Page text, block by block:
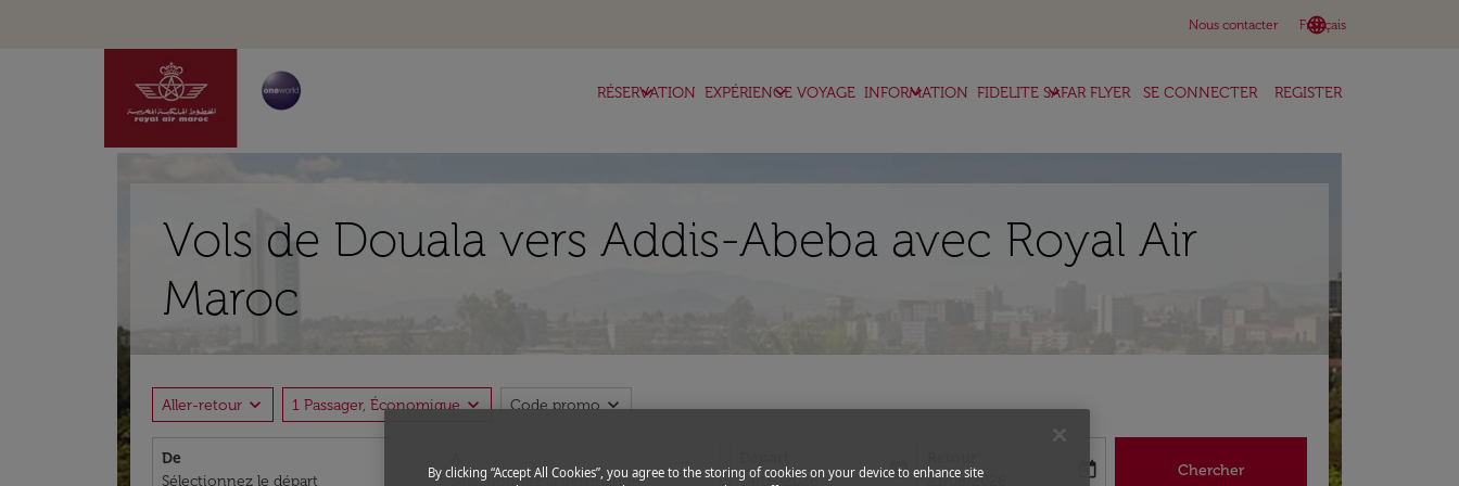
Nous contacter language
Français
keyboard_arrow_down
RÉSERVATION
keyboard_arrow_down EXPÉRIENCE VOYAGE
keyboard_arrow_down INFORMATION
keyboard_arrow_down FIDELITE SAFAR FLYER
keyboard_arrow_down SE CONNECTER REGISTER
Vols de Douala vers Addis-Abeba avec Royal Air
Maroc
Aller-retour expand_more 1 Passager, Économiqueexpand_more Code promoexpand_more
De
fc-booking-departure-date-aria-label
14/08/2026
today
fc-booking-return-date-aria-label
21/08/2026
today Chercher
By clicking “Accept All Cookies”, you agree to the storing of cookies on your device to enhance site